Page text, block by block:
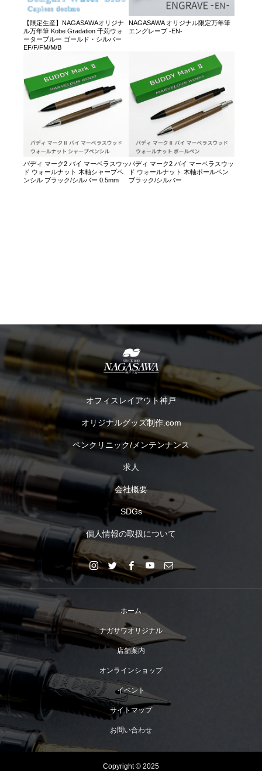
【限定生産】NAGASAWAオリジナ
ル万年筆 Kobe Gradation 千苅ウォ
ーターブルー ゴールド・シルバー
EF/F/FM/M/B
NAGASAWA オリジナル限定万年筆
エングレーブ -EN-
バディ マーク2 バイ マーベラスウッ
ド ウォールナット 木軸シャープペ
ンシル ブラック/シルバー 0.5mm
バディ マーク2 バイ マーベラスウッ
ド ウォールナット 木軸ボールペン
ブラック/シルバー
オフィスレイアウト神戸
オリジナルグッズ制作.com
ペンクリニック/メンテンナンス
求人
会社概要
SDGs
個人情報の取扱について
ホーム
ナガサワオリジナル
店舗案内
オンラインショップ
イベント
サイトマップ
お問い合わせ
Copyright © 2025